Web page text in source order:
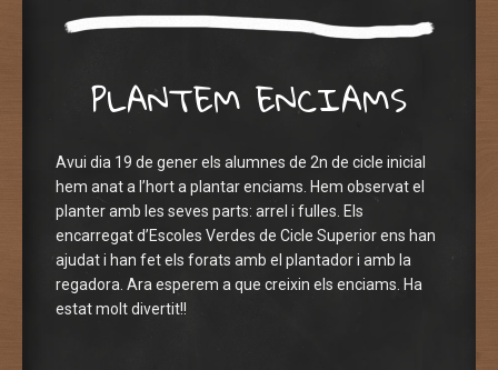
PLANTEM ENCIAMS
Avui dia 19 de gener els alumnes de 2n de cicle inicial
hem anat a l’hort a plantar enciams. Hem observat el
planter amb les seves parts: arrel i fulles. Els
encarregat d’Escoles Verdes de Cicle Superior ens han
ajudat i han fet els forats amb el plantador i amb la
regadora. Ara esperem a que creixin els enciams. Ha
estat molt divertit!!